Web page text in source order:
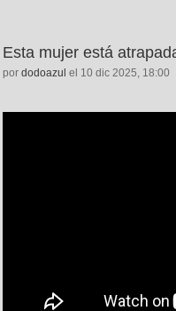
Esta mujer está
por dodoazul el 10 dic 2025, 18:00